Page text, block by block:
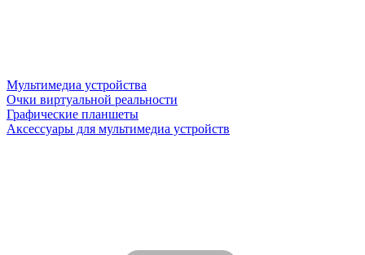
Мультимедиа устройства
Очки виртуальной реальности
Графические планшеты
Аксессуары для мультимедиа устройств